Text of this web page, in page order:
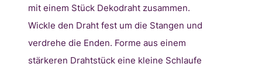
mit einem Stück Dekodraht zusammen.
Wickle den Draht fest um die Stangen und
verdrehe die Enden. Forme aus einem
stärkeren Drahtstück eine kleine Schlaufe